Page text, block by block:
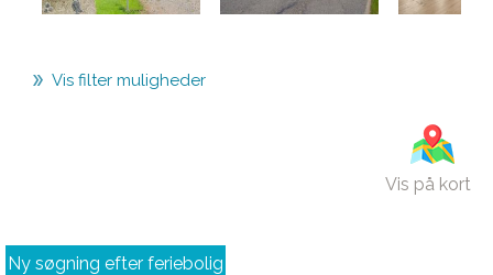
Vis filter muligheder
Vis på kort
Ny søgning efter feriebolig